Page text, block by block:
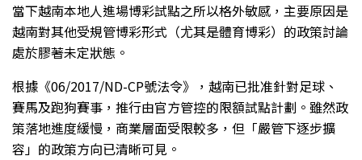
當下越南本地人進場博彩試點之所以格外敏感，主要原因是
越南對其他受規管博彩形式（尤其是體育博彩）的政策討論
處於膠著未定狀態。
根據《06/2017/ND-CP號法令》，越南已批准針對足球、
賽馬及跑狗賽事，推行由官方管控的限額試點計劃。雖然政
策落地進度緩慢，商業層面受限較多，但「嚴管下逐步擴
容」的政策方向已清晰可見。